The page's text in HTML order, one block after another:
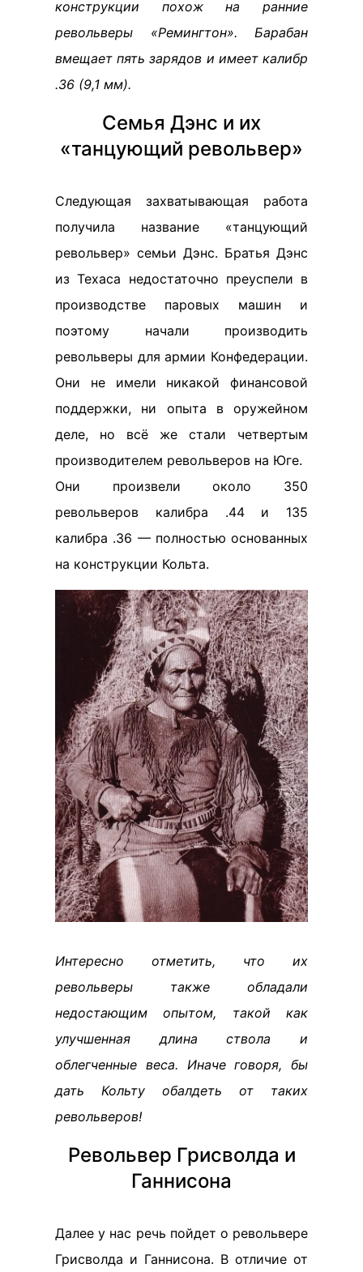
конструкции похож на ранние
револьверы «Ремингтон». Барабан
вмещает пять зарядов и имеет калибр
.36 (9,1 мм).
Семья Дэнс и их
«танцующий револьвер»
Следующая захватывающая работа
получила название «танцующий
револьвер» семьи Дэнс. Братья Дэнс
из Техаса недостаточно преуспели в
производстве паровых машин и
поэтому начали производить
револьверы для армии Конфедерации.
Они не имели никакой финансовой
поддержки, ни опыта в оружейном
деле, но всё же стали четвертым
производителем револьверов на Юге.
Они произвели около 350
револьверов калибра .44 и 135
калибра .36 — полностью основанных
на конструкции Кольта.
Интересно отметить, что их
револьверы также обладали
недостающим опытом, такой как
улучшенная длина ствола и
облегченные веса. Иначе говоря, бы
дать Кольту обалдеть от таких
револьверов!
Револьвер Грисволда и
Ганнисона
Далее у нас речь пойдет о револьвере
Грисволда и Ганнисона. В отличие от